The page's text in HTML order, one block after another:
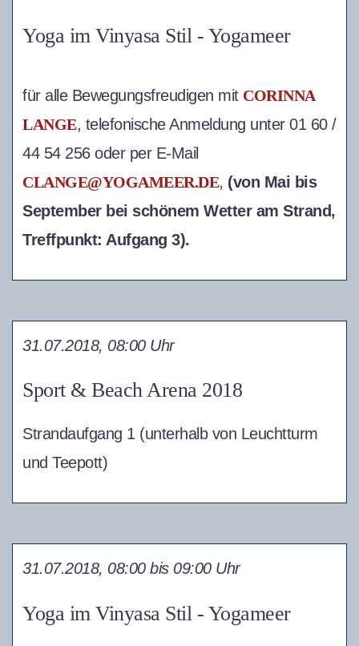
Yoga im Vinyasa Stil - Yogameer
für alle Bewegungsfreudigen mit CORINNA
LANGE, telefonische Anmeldung unter 01 60 /
44 54 256 oder per E-Mail
CLANGE@YOGAMEER.DE, (von Mai bis
September bei schönem Wetter am Strand,
Treffpunkt: Aufgang 3).
Sport & Beach Arena 2018
31.07.2018, 08:00 Uhr
Strandaufgang 1 (unterhalb von Leuchtturm
und Teepott)
Yoga im Vinyasa Stil - Yogameer
31.07.2018, 08:00 bis 09:00 Uhr